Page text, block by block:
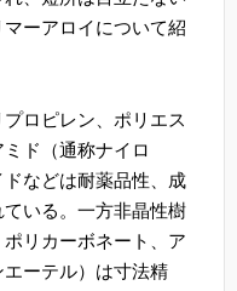
ーアロイについて紹
ロピレン、ポリエス
ド（通称ナイロ
などは耐薬品性、成
いる。一方非晶性樹
リカーボネート、ア
ーテル）は寸法精